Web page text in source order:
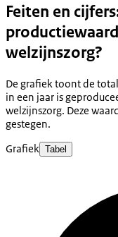
Feiten en
welzijnszorg?
De grafiek toont de
in een jaar is
welzijnszorg. Deze
gestegen.
Grafiek Tabel